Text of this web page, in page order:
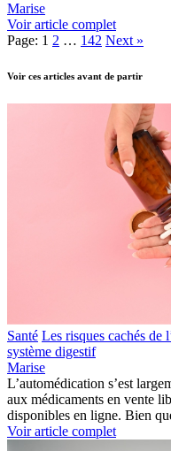
Marise
Voir article complet
Page: 1 2 … 142 Next »
Voir ces articles avant de partir
Santé Les risques cachés de
système digestif
Marise
L’automédication s’est
aux médicaments en vente
disponibles en ligne. Bien
Voir article complet